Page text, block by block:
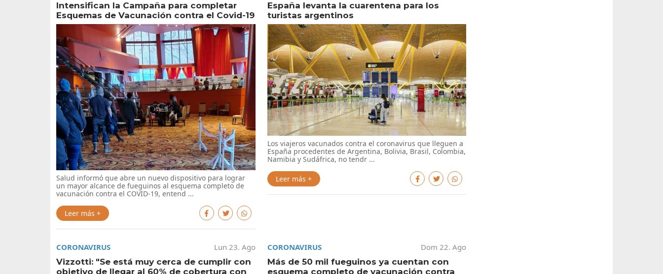
Intensifican la Campaña para completar
Esquemas de Vacunación contra el Covid-19
Salud informó que abre un nuevo dispositivo para lograr
un mayor alcance de fueguinos al esquema completo de
vacunación contra el COVID-19, entend ...
Leer más +
España levanta la cuarentena para los
turistas argentinos
Los viajeros vacunados contra el coronavirus que lleguen a
España procedentes de Argentina, Bolivia, Brasil, Colombia,
Namibia y Sudáfrica, no tendr ...
Leer más +
CORONAVIRUS
Lun 23. Ago
Vizzotti: "Se está muy cerca de cumplir con
objetivo de llegar al 60% de cobertura con
CORONAVIRUS
Dom 22. Ago
Más de 50 mil fueguinos ya cuentan con
esquema completo de vacunación contra